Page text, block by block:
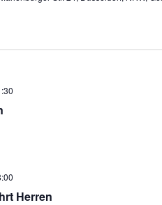
Herren